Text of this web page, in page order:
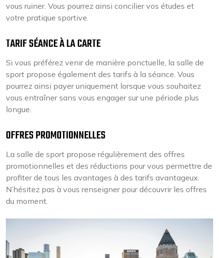
vous ruiner. Vous pourrez ainsi concilier vos études et
votre pratique sportive.
TARIF SÉANCE À LA CARTE
Si vous préférez venir de manière ponctuelle, la salle de
sport propose également des tarifs à la séance. Vous
pourrez ainsi payer uniquement lorsque vous souhaitez
vous entraîner sans vous engager sur une période plus
longue.
OFFRES PROMOTIONNELLES
La salle de sport propose régulièrement des offres
promotionnelles et des réductions pour vous permettre de
profiter de tous les avantages à des tarifs avantageux.
N’hésitez pas à vous renseigner pour découvrir les offres
du moment.